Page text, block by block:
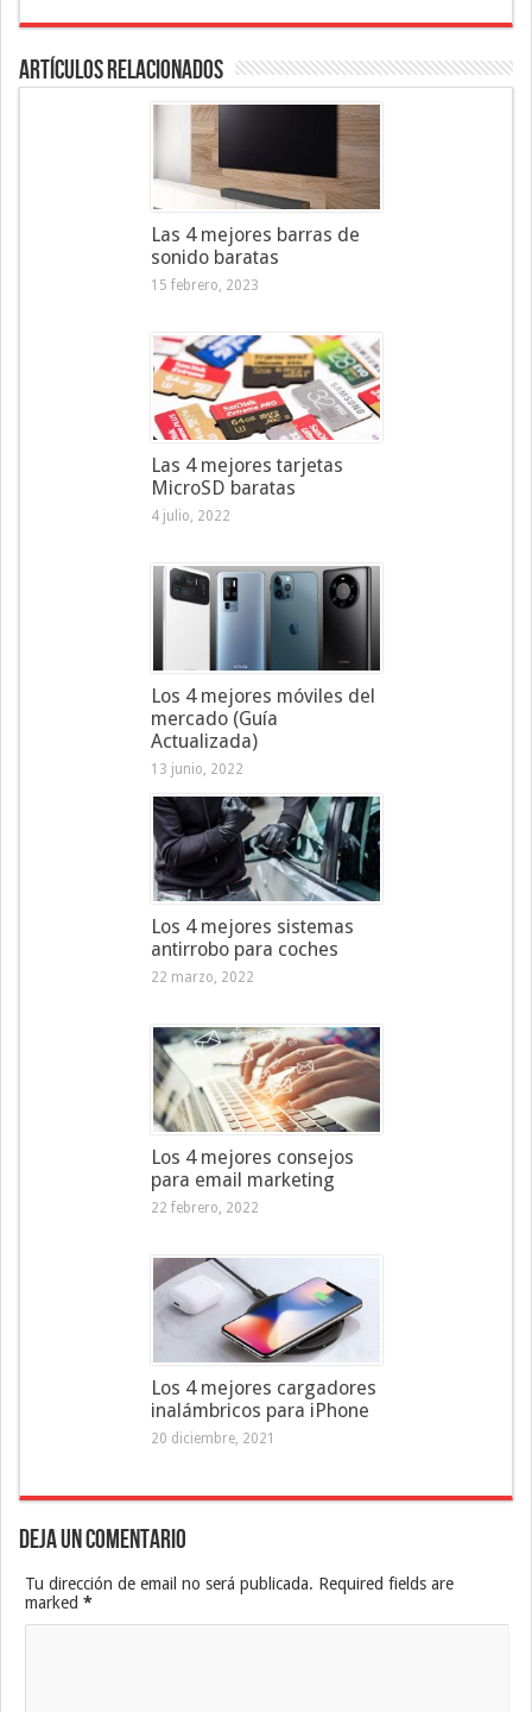
Artículos Relacionados
Las 4 mejores barras de
sonido baratas
15 febrero, 2023
Las 4 mejores tarjetas
MicroSD baratas
4 julio, 2022
Los 4 mejores móviles del
mercado (Guía
Actualizada)
13 junio, 2022
Los 4 mejores sistemas
antirrobo para coches
22 marzo, 2022
Los 4 mejores consejos
para email marketing
22 febrero, 2022
Los 4 mejores cargadores
inalámbricos para iPhone
20 diciembre, 2021
Deja un Comentario
Tu dirección de email no será publicada. Required fields are
marked *